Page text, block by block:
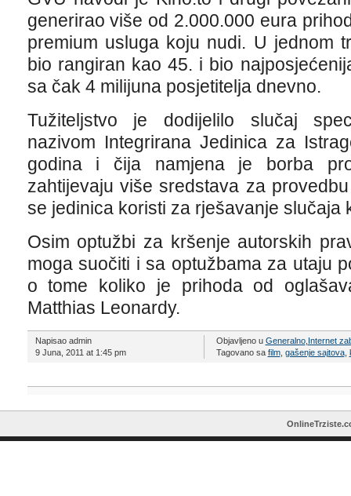
generirao više od 2.000.000 eura
premium usluga koju nudi. U jednom
bio rangiran kao 45. i bio
sa čak 4 milijuna posjetitelja dnevno.
Tužiteljstvo je dodijelilo slučaj
nazivom Integrirana Jedinica za
godina i čija namjena je borba
zahtijevaju više sredstava za
se jedinica koristi za rješavanje slučaja
Osim optužbi za kršenje autorskih
moga suočiti i sa optužbama za utaju
o tome koliko je prihoda od
Matthias Leonardy.
Napisao admin
9 Juna, 2011 at 1:45 pm
Objavljeno u Generalno, Internet
Tagovano sa film, gašenje sajtova,